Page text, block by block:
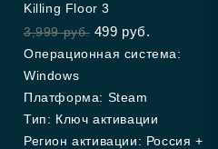
out of 5
Killing Floor 3
3,999руб. 499 руб.
Операционная система:
Windows
Платформа: Steam
Тип: Ключ активации
Регион активации: Россия +